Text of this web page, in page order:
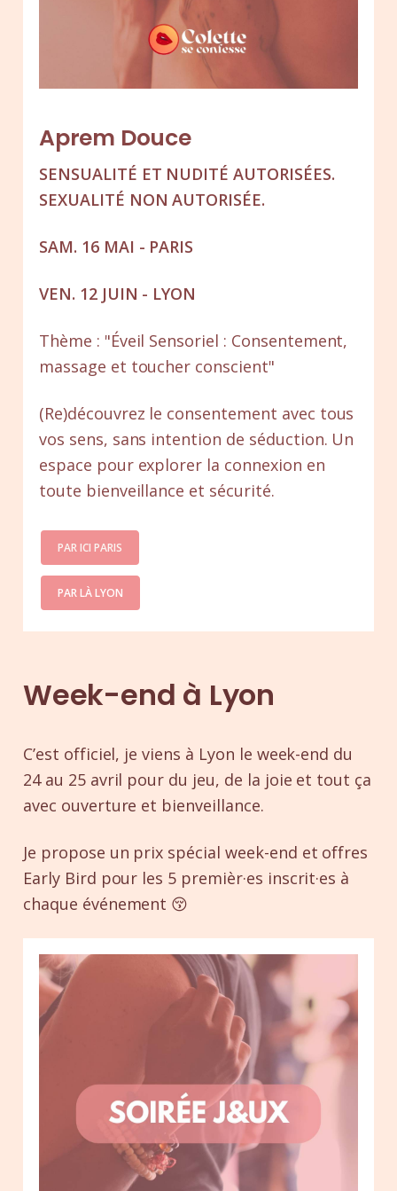
Aprem Douce
SENSUALITÉ ET NUDITÉ AUTORISÉES.
SEXUALITÉ NON AUTORISÉE.
SAM. 16 MAI - PARIS
VEN. 12 JUIN - LYON
Thème : "Éveil Sensoriel : Consentement,
massage et toucher conscient"
(Re)découvrez le consentement avec tous
vos sens, sans intention de séduction. Un
espace pour explorer la connexion en
toute bienveillance et sécurité.
PAR ICI PARIS
PAR LÀ LYON
Week-end à Lyon
C’est officiel, je viens à Lyon le week-end du
24 au 25 avril pour du jeu, de la joie et tout ça
avec ouverture et bienveillance.
Je propose un prix spécial week-end et offres
Early Bird pour les 5 premièr·es inscrit·es à
chaque événement 😚